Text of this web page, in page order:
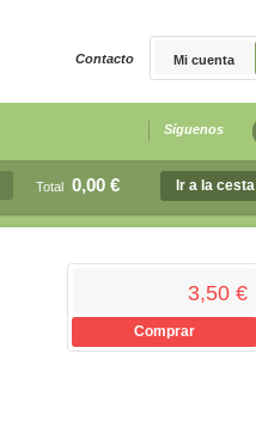
Mi cuenta
Contacto
Síguenos
Total 0,00 € Ir a la cesta
3,50 €
Comprar